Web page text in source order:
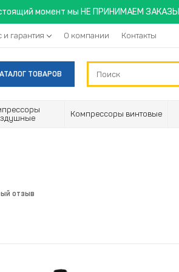
момент мы НЕ ПРИНИМАЕМ ЗАКАЗЫ
и гарантия О компании Контакты
ТОВАРОВ
Компрессоры винтовые
отзыв